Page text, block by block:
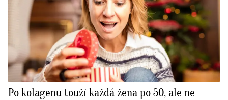
Po kolagenu touží každá žena po 50, ale ne